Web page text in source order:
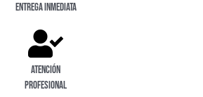
entrega inmediata
Atención
profesional